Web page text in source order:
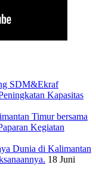
SDM&Ekraf
Kapasitas
Timur bersama
Kegiatan
Dunia di Kalimantan
18 Juni